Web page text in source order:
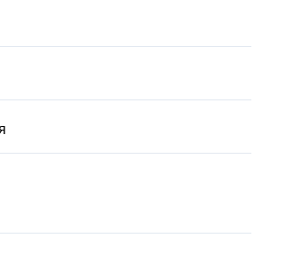
до Молдови
оренду
за $15 тис.